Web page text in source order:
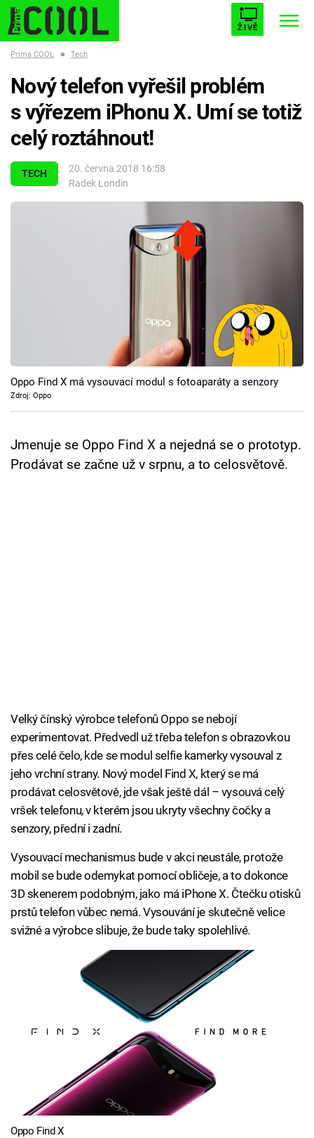
ŽIVĚ
ESCAPE PLNEJ KOTEL AVENGERS 5
Témata
Pořady
TV Program
Prima COOL ■ Tech
TECH
20. června 2018 16:58
Radek Londin
Nový telefon vyřešil problém
s výřezem iPhonu X. Umí se totiž
celý roztáhnout!
Oppo Find X má vysouvací modul s fotoaparáty a senzory
Zdroj: Oppo
Jmenuje se Oppo Find X a nejedná se o prototyp.
Prodávat se začne už v srpnu, a to celosvětově.
Velký čínský výrobce telefonů Oppo se nebojí
experimentovat. Předvedl už třeba telefon s obrazovkou
přes celé čelo, kde se modul selfie kamerky vysouval z
jeho vrchní strany. Nový model Find X, který se má
prodávat celosvětově, jde však ještě dál – vysouvá celý
vršek telefonu, v kterém jsou ukryty všechny čočky a
senzory, přední i zadní.
Vysouvací mechanismus bude v akci neustále, protože
mobil se bude odemykat pomocí obličeje, a to dokonce
3D skenerem podobným, jako má iPhone X. Čtečku otisků
prstů telefon vůbec nemá. Vysouvání je skutečně velice
svižné a výrobce slibuje, že bude taky spolehlivé.
Oppo Find X